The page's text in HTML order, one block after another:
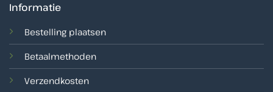
Informatie
Bestelling plaatsen
Betaalmethoden
Verzendkosten